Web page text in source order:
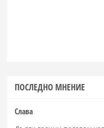
ПОСЛЕДНО МНЕНИЕ
Слава